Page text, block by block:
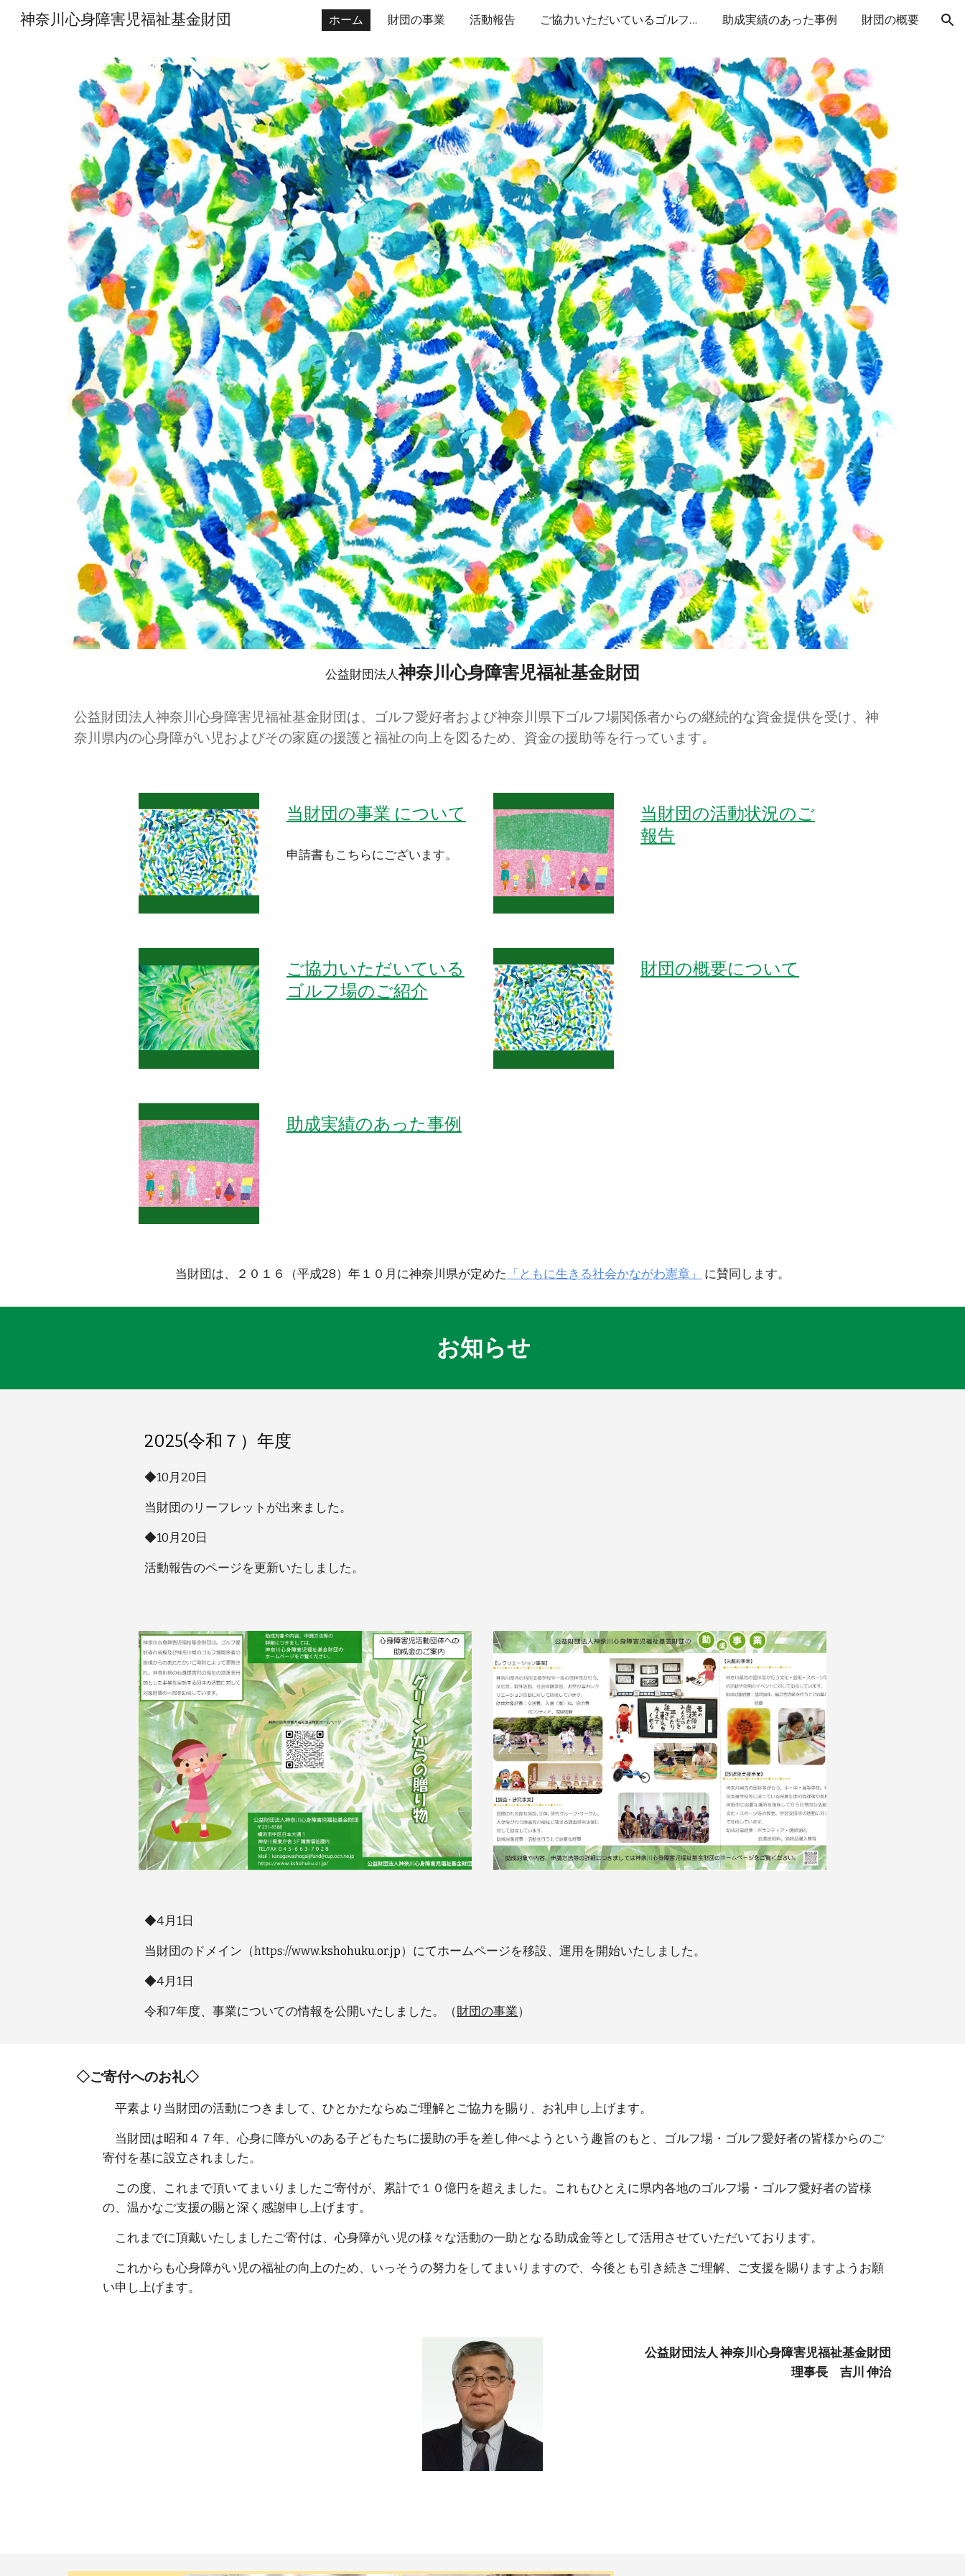
Skip to main content Skip to navigation
神奈川心身障害児福祉基金財団 ホーム 財団の事業 活動報告 ご協力いただいているゴルフ場 助成実績のあった事例 財団の概要
公益財団法人神奈川心身障害児福祉基金財団
公益財団法人神奈川心身障害児福祉基金財団は、ゴルフ愛好者および神奈川県下ゴルフ場関係者からの継続的な資金提供を受け、神
奈川県内の心身障がい児およびその家庭の援護と福祉の向上を図るため、資金の援助等を行っています。
当財団の事業 について
申請書もこちらにございます。
当財団の活動状況のご
報告
ご協力いただいている
ゴルフ場のご紹介
財団の概要について
助成実績のあった事例
当財団は、２０１６（平成28）年１０月に神奈川県が定めた 「ともに生きる社会かながわ憲章」 に賛同します。
お知らせ
2025(令和７）年度
◆10月20日
当財団のリーフレットが出来ました。
◆10月20日
活動報告のページを更新いたしました。
◆4月1日
当財団のドメイン（https://www.kshohuku.or.jp）にてホームページを移設、運用を開始いたしました。
◆4月1日
令和7年度、事業についての情報を公開いたしました。（財団の事業）
◇ご寄付へのお礼◇
平素より当財団の活動につきまして、ひとかたならぬご理解とご協力を賜り、お礼申し上げます。
当財団は昭和４７年、心身に障がいのある子どもたちに援助の手を差し伸べようという趣旨のもと、ゴルフ場・ゴルフ愛好者の皆様からのご
寄付を基に設立されました。
この度、これまで頂いてまいりましたご寄付が、累計で１０億円を超えました。これもひとえに県内各地のゴルフ場・ゴルフ愛好者の皆様
の、温かなご支援の賜と深く感謝申し上げます。
これまでに頂戴いたしましたご寄付は、心身障がい児の様々な活動の一助となる助成金等として活用させていただいております。
これからも心身障がい児の福祉の向上のため、いっそうの努力をしてまいりますので、今後とも引き続きご理解、ご支援を賜りますようお願
い申し上げます。
公益財団法人 神奈川心身障害児福祉基金財団
理事長 吉川 伸治